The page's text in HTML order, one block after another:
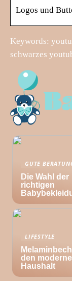
Logos und
Keywords:
schwarzes
GUTE
Die Wahl der
richtigen
LIFESTYLE
den
Haushalt